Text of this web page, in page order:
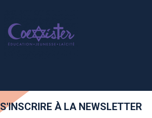
S'INSCRIRE À LA NEWSLETTER